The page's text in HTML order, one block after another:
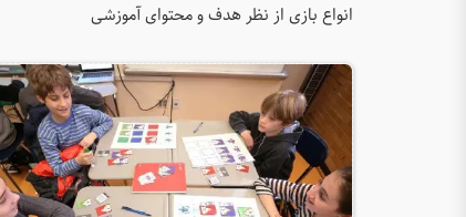
انواع بازی از نظر هدف و محتوای آموزشی